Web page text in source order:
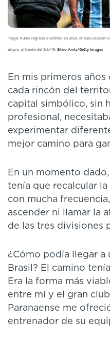
Tiago Nunes regresó a Grêmio en 2021, en esta
estuvo al frente del Sub-15. Silvio Avila/Getty Images
En mis primeros
cada rincón del
capital simbólico, sin
profesional,
experimentar
mejor camino para
En un momento
tenía que recalcular
con mucha
ascender ni llamar la
de las tres divisiones
¿Cómo podía llegar a
Brasil? El camino
Era la forma más
entre mí y el gran
Paranaense me
entrenador de su